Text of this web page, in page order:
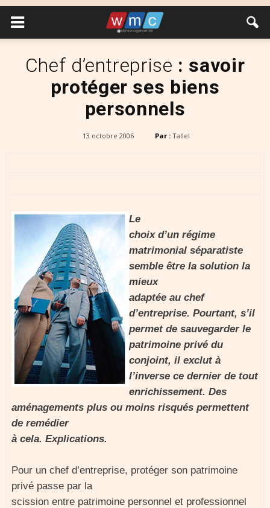
Chef d’entreprise : savoir
protéger ses biens
personnels
13 octobre 2006 Par : Tallel
Le
choix d’un régime
matrimonial séparatiste
semble être la solution la
mieux
adaptée au chef
d’entreprise. Pourtant, s’il
permet de sauvegarder le
patrimoine privé du
conjoint, il exclut à
l’inverse ce dernier de tout
enrichissement. Des
aménagements plus ou moins risqués permettent
de remédier
à cela. Explications.
Pour un chef d’entreprise, protéger son patrimoine
privé passe par la
scission entre patrimoine personnel et professionnel